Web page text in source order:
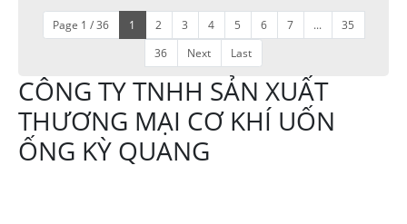
Page 1 / 36 1 2 3 4 5 6 7 ...
35
36
Next Last
CÔNG TY TNHH SẢN XUẤT
THƯƠNG MẠI CƠ KHÍ UỐN
ỐNG KỲ QUANG